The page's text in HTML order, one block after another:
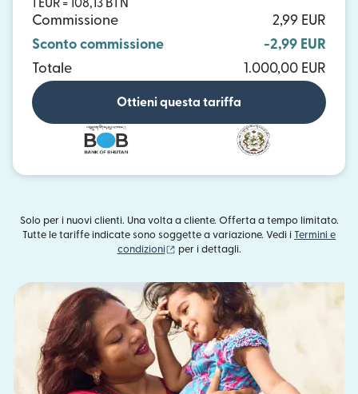
1 EUR = 108,13 BTN
Commissione
2,99 EUR
Sconto commissione
-2,99 EUR
Totale
1.000,00 EUR
Ottieni questa tariffa
Solo per i nuovi clienti. Una volta a cliente. Offerta a tempo limitato.
Tutte le tariffe indicate sono soggette a variazione. Vedi i Termini e
condizioni
(si apre in una nuova finestra)
per i dettagli.